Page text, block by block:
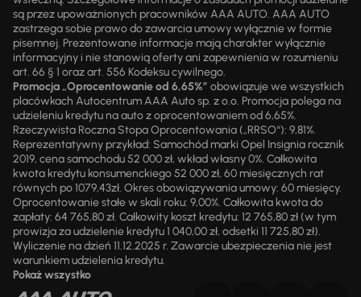
są przez upoważnionych pracowników AAA AUTO. AAA AUTO
zastrzega sobie prawo do zawarcia umowy wyłącznie w formie
pisemnej. Prezentowane informacje mają charakter wyłącznie
informacyjny i nie stanowią oferty ani zapewnienia w rozumieniu
art. 66 § 1 oraz art. 556 Kodeksu cywilnego.
Promocja „Oprocentowanie od 6,65%” obowiązuje we wszystkich
placówkach Autocentrum AAA Auto sp. z o.o. Promocja polega na
udzieleniu kredytu na auto z oprocentowaniem od 6,65%.
Rzeczywista Roczna Stopa Oprocentowania („RRSO“): 9,81%.
Reprezentatywny przykład: Samochód marki Opel Insignia rocznik
2019, cena samochodu 52 000 zł, wkład własny 0%. Całkowita
kwota kredytu konsumenckiego 52 000 zł, 60 miesięcznych rat
równych po 1079,43zł. Okres obowiązywania umowy: 60 miesięcy.
Oprocentowanie stałe w skali roku: 9,00%. Całkowita kwota do
zapłaty: 64 765,80 zł. Całkowity koszt kredytu: 12 765,80 zł (w tym
prowizja za udzielenie kredytu 1 040,00 zł, odsetki 11 725,80 zł).
Wyliczenie na dzień 11.12.2025 r. Zawarcie ubezpieczenia nie jest
warunkiem udzielenia kredytu.
Pokaż wszystko